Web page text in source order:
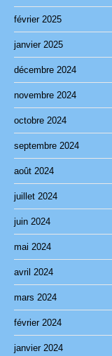
février 2025
janvier 2025
décembre 2024
novembre 2024
octobre 2024
septembre 2024
août 2024
juillet 2024
juin 2024
mai 2024
avril 2024
mars 2024
février 2024
janvier 2024